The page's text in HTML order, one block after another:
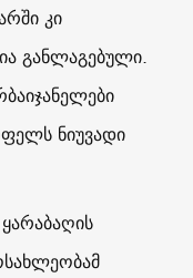
კი
განლაგებული.
ნიუვადი